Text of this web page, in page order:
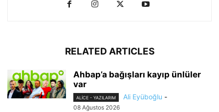
RELATED ARTICLES
Ahbap’a bağışları kayıp ünlüler
var
ALİCE - YAZILARIM Ali Eyüboğlu -
08 Ağustos 2026